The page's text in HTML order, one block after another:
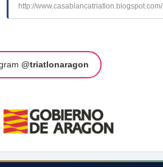
http://www.casablancatriatlon.blogspot.com/
@triatlonaragon